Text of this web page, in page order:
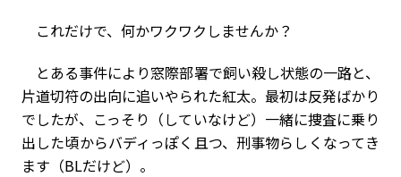
これだけで、何かワクワクしませんか？
とある事件により窓際部署で飼い殺し状態の一路と、
片道切符の出向に追いやられた紅太。最初は反発ばかり
でしたが、こっそり（していなけど）一緒に捜査に乗り
出した頃からバディっぽく且つ、刑事物らしくなってき
ます（BLだけど）。